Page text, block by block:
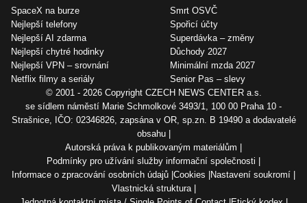
SpaceX na burze
Nejlepší telefony
Nejlepší AI zdarma
Nejlepší chytré hodinky
Nejlepší VPN – srovnání
Netflix filmy a seriály
Smrt OSVČ
Spořicí účty
Superdávka – změny
Důchody 2027
Minimální mzda 2027
Senior Pas – slevy
© 2001 - 2026 Copyright CZECH NEWS CENTER a.s.
se sídlem náměstí Marie Schmolkové 3493/1, 100 00 Praha 10 -
Strašnice, IČO: 02346826, zapsána v OR, sp.zn. B 19490 a dodavatelé
obsahu
Autorská práva k publikovaným materiálům
Podmínky pro užívání služby informační společnosti
Informace o zpracování osobních údajů Cookies
Nastavení soukromí
Vlastnická struktura